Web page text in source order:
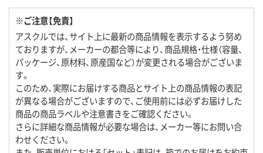
※ご注意【免責】
アスクルでは、サイト上に最新の商品情報を表示するよう努め
ておりますが、メーカーの都合等により、商品規格・仕様（容量、
パッケージ、原材料、原産国など）が変更される場合がございま
す。
このため、実際にお届けする商品とサイト上の商品情報の表記
が異なる場合がございますので、ご使用前には必ずお届けした
商品の商品ラベルや注意書きをご確認ください。
さらに詳細な商品情報が必要な場合は、メーカー等にお問い合
わせください。